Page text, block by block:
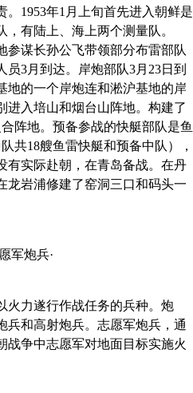
。1953年1月上旬首先进入朝鲜是
有陆上、海上两个测量队。
参谋长孙公飞带领部分布雷部队
员3月到达。岸炮部队3月23日到
地的一个岸炮连和淞沪基地的岸
进入培山和烟台山阵地。构建了
合阵地。预备参战的快艇部队是鱼
共18艘鱼雷快艇和预备中队），
有实际赴朝，在青岛备战。在丹
龙岩浦修建了窑洞三口和码头一
军炮兵·
力遂行作战任务的兵种。炮
兵和高射炮兵。志愿军炮兵，通
战争中志愿军对地面目标实施火